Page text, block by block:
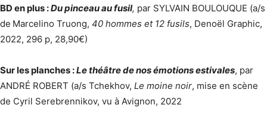
BD en plus :Du pinceau au fusil, par SYLVAIN BOULOUQUE (a/s
de Marcelino Truong, 40 hommes et 12 fusils, Denoël Graphic,
2022, 296 p, 28,90€)
Sur les planches :Le théâtre de nos émotions estivales, par
ANDRÉ ROBERT (a/s Tchekhov, Le moine noir, mise en scène
de Cyril Serebrennikov, vu à Avignon, 2022